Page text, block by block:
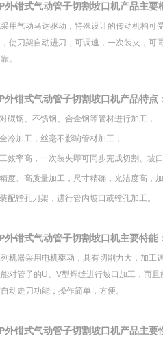
外钳式气动管子切割坡口机产品主要
用气动马达驱动，特殊设计的传动机构可
使刀架自动进刀，可调速，一次装夹，可
。
外钳式气动管子切割坡口机产品特点
碳钢、不锈钢、合金钢等管材进行加工，
冷加工，丝毫不影响管材加工，
效率高，一次装夹即可同步完成切割、坡口
度、高质量加工，尺寸精确，光洁度高，
配镗孔刀架，进行管内坡口或镗孔加工。
外钳式气动管子切割坡口机主要特能
机器采用电机驱动，具有切削力大，加工
对管子的U、V型焊缝进行坡口加工，而
动走刀功能，操作简单，方便。
外钳式气动管子切割坡口机产品主要